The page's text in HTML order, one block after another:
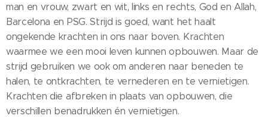
man en vrouw, zwart en wit, links en rechts, God en Allah,
Barcelona en PSG. Strijd is goed, want het haalt
ongekende krachten in ons naar boven. Krachten
waarmee we een mooi leven kunnen opbouwen. Maar de
strijd gebruiken we ook om anderen naar beneden te
halen, te ontkrachten, te vernederen en te vernietigen.
Krachten die afbreken in plaats van opbouwen, die
verschillen benadrukken én vernietigen.